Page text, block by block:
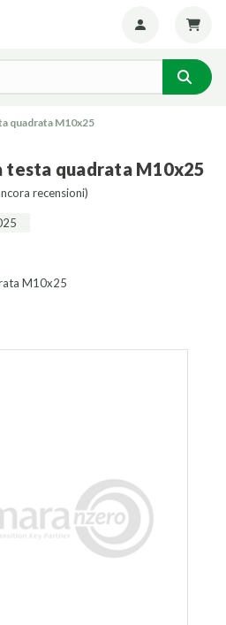
quadrata M10x25
testa quadrata M10x25
recensioni)
M10x25